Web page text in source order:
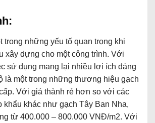
trong những yếu tố quan trọng khi
xây dựng cho một công trình. Với
sử dụng mang lại nhiều lợi ích đáng
là một trong những thương hiệu gạch
Với giá thành rẻ hơn so với các
khẩu khác như gạch Tây Ban Nha,
từ 400.000 – 800.000 VNĐ/m2. Với